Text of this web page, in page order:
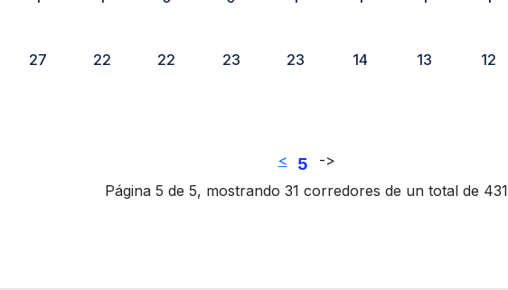
27 22 22 23 23 14 13 12
< 5 ->
Página 5 de 5, mostrando 31 corredores de un total de 431